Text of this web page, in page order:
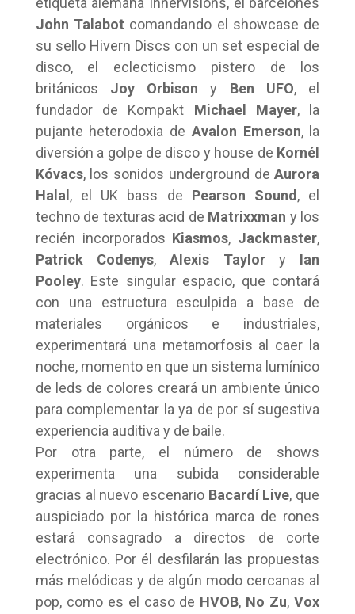
John Talabot comandando el showcase de
su sello Hivern Discs con un set especial de
disco, el eclecticismo pistero de los
británicos Joy Orbison y Ben UFO, el
fundador de Kompakt Michael Mayer, la
pujante heterodoxia de Avalon Emerson, la
diversión a golpe de disco y house de Kornél
Kóvacs, los sonidos underground deAurora
Halal , el UK bass de Pearson Sound , el
techno de texturas acid de Matrixxman y los
recién incorporados Kiasmos, Jackmaster,
Patrick Codenys,Alexis Taylory Ian
Pooley. Este singular espacio, que contará
con una estructura esculpida a base de
materiales orgánicos e industriales,
experimentará una metamorfosis al caer la
noche, momento en que un sistema lumínico
de leds de colores creará un ambiente único
para complementar la ya de por sí sugestiva
experiencia auditiva y de baile.
Por otra parte, el número de shows
experimenta una subida considerable
gracias al nuevo escenario Bacardí Live, que
auspiciado por la histórica marca de rones
estará consagrado a directos de corte
electrónico. Por él desfilarán las propuestas
más melódicas y de algún modo cercanas al
pop, como es el caso de HVOB, No Zu,Vox